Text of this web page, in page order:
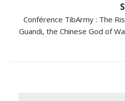
Conférence TibArmy : The
Guandi, the Chinese God of